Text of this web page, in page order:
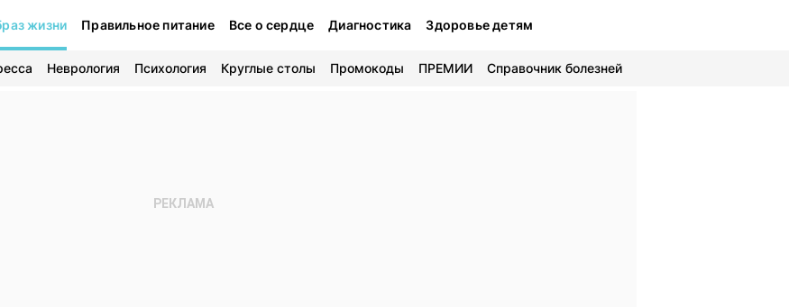
жизни Правильное питание Все о сердце Диагностика Здоровье детям
Неврология Психология Круглые столы Промокоды ПРЕМИИ Справочник болезней